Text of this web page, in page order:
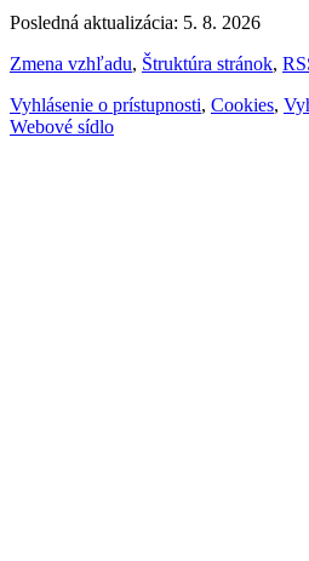
Posledná aktualizácia: 5. 8. 2026
Zmena vzhľadu, Štruktúra stránok,
Vyhlásenie o prístupnosti, Cookies,
Webové sídlo